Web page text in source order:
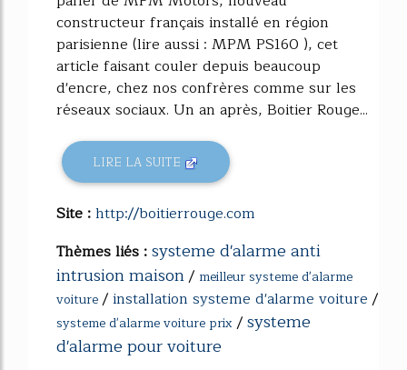
constructeur français installé en région
parisienne (lire aussi : MPM PS160 ), cet
article faisant couler depuis beaucoup
d'encre, chez nos confrères comme sur les
réseaux sociaux. Un an après, Boitier Rouge...
LIRE LA SUITE
Site :http://boitierrouge.com
Thèmes liés :systeme d'alarme anti
intrusion maison/ meilleur systeme d'alarme
voiture/installation systeme d'alarme voiture/
systeme d'alarme voiture prix/systeme
d'alarme pour voiture